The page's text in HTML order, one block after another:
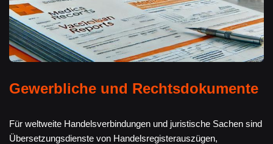
Gewerbliche und Rechtsdokumente
Für weltweite Handelsverbindungen und juristische Sachen sind
Übersetzungsdienste von Handelsregisterauszügen,